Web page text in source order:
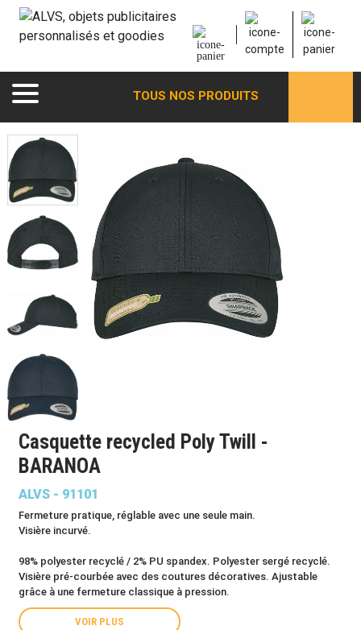
TOUS NOS PRODUITS
Casquette recycled Poly Twill -
BARANOA
ALVS - 91101
Fermeture pratique, réglable avec une seule main.
Visière incurvé.
98% polyester recyclé / 2% PU spandex. Polyester sergé recyclé.
Visière pré-courbée avec des coutures décoratives. Ajustable
grâce à une fermeture classique à pression.
VOIR PLUS